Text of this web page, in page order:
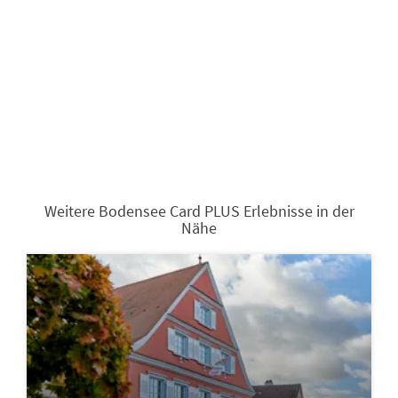
Weitere Bodensee Card PLUS Erlebnisse in der
Nähe